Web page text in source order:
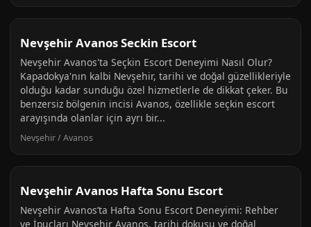
Nevşehir Avanos Seckin Escort
Nevşehir Avanos'ta Seçkin Escort Deneyimi Nasıl Olur?
Kapadokya'nın kalbi Nevşehir, tarihi ve doğal güzellikleriyle
olduğu kadar sunduğu özel hizmetlerle de dikkat çeker. Bu
benzersiz bölgenin incisi Avanos, özellikle seçkin escort
arayışında olanlar için ayrı bir...
Nevşehir / Avanos
Nevşehir Avanos Hafta Sonu Escort
Nevşehir Avanos’ta Hafta Sonu Escort Deneyimi: Rehber
ve İpuçları Nevşehir Avanos, tarihi dokusu ve doğal